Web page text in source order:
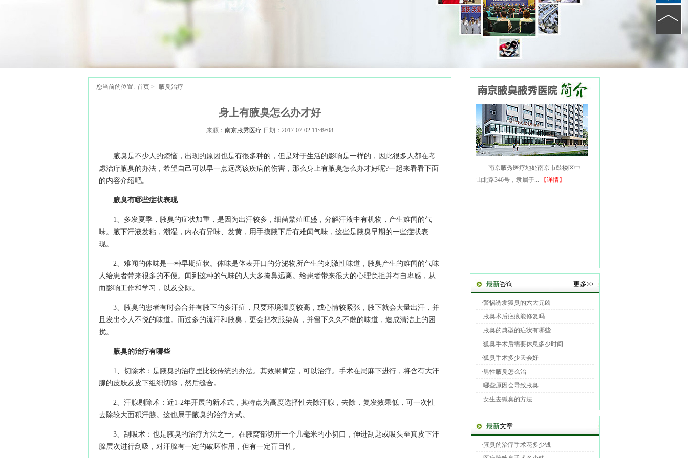
您当前的位置: 首页 > 腋臭治疗
身上有腋臭怎么办才好
来源： 南京腋秀医疗 日期：2017-07-02 11:49:08
腋臭是不少人的烦恼，出现的原因也是有很多种的，但是对于生活的影响是一样的，因此很多人都在考
虑治疗腋臭的办法，希望自己可以早一点远离该疾病的伤害，那么身上有腋臭怎么办才好呢?一起来看看下面
的内容介绍吧。
腋臭有哪些症状表现
1、多发夏季，腋臭的症状加重，是因为出汗较多，细菌繁殖旺盛，分解汗液中有机物，产生难闻的气
味。腋下汗液发粘，潮湿，内衣有异味、发黄，用手摸腋下后有难闻气味，这些是腋臭早期的一些症状表
现。
2、难闻的体味是一种早期症状。体味是体表开口的分泌物所产生的刺激性味道，腋臭产生的难闻的气味
人给患者带来很多的不便。闻到这种的气味的人大多掩鼻远离。给患者带来很大的心理负担并有自卑感，从
而影响工作和学习，以及交际。
3、腋臭的患者有时会合并有腋下的多汗症，只要环境温度较高，或心情较紧张，腋下就会大量出汗，并
且发出令人不悦的味道。而过多的流汗和腋臭，更会把衣服染黄，并留下久久不散的味道，造成清洁上的困
扰。
腋臭的治疗有哪些
1、切除术：是腋臭的治疗里比较传统的办法。其效果肯定，可以治疗。手术在局麻下进行，将含有大汗
腺的皮肤及皮下组织切除，然后缝合。
2、汗腺剔除术：近1-2年开展的新术式，其特点为高度选择性去除汗腺，去除，复发效果低，可一次性
去除较大面积汗腺。这也属于腋臭的治疗方式。
3、刮吸术：也是腋臭的治疗方法之一。在腋窝部切开一个几毫米的小切口，伸进刮匙或吸头至真皮下汗
腺层次进行刮吸，对汗腺有一定的破坏作用，但有一定盲目性。
南京腋秀医疗地处南京市鼓楼区中
山北路346号，隶属于...
【详情】
更多>>
最新咨询
·警惕诱发狐臭的六大元凶
· 腋臭术后疤痕能修复吗
· 腋臭的典型的症状有哪些
·狐臭手术后需要休息多少时间
·狐臭手术多少天会好
·男性腋臭怎么治
·哪些原因会导致腋臭
·女生去狐臭的方法
最新文章
· 腋臭的治疗手术花多少钱